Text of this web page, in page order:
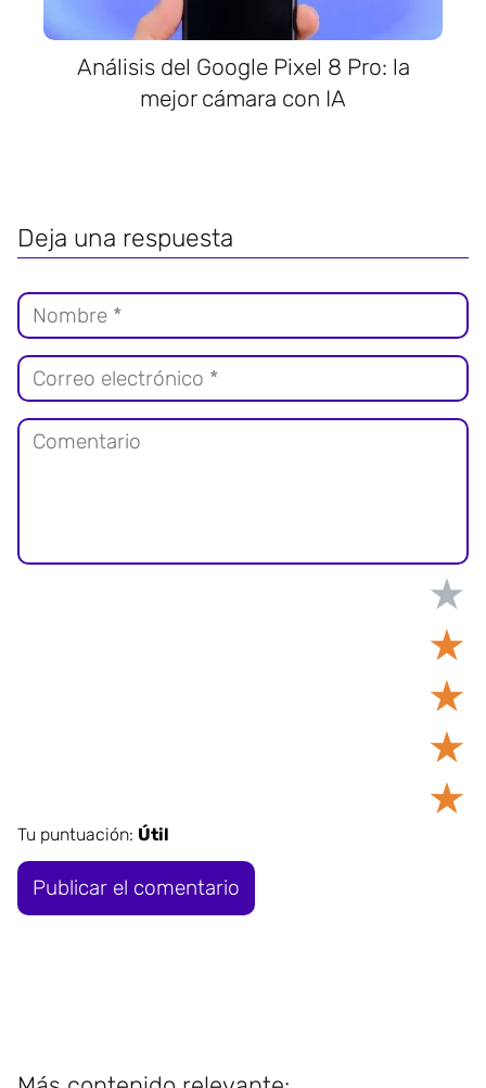
Análisis del Google Pixel 8 Pro: la
mejor cámara con IA
Deja una respuesta
★
★
★
★
★
Tu puntuación: Útil